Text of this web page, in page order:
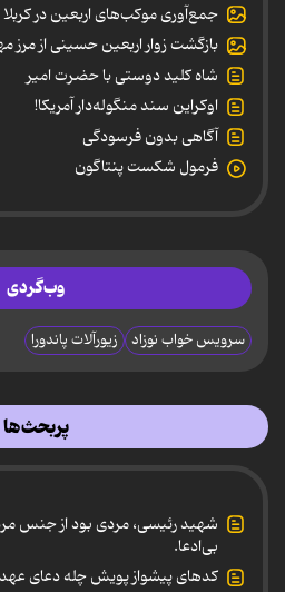
جمع‌آوری موکب‌های اربعین در کربلا
بازگشت زوار اربعین حسینی از مرز
شاه کلید دوستی با حضرت امیر
اوکراین سند منگوله‌دار آمریکا!
آگاهی بدون فرسودگی
فرمول شکست پنتاگون
وب‌گردی
سرویس خواب نوزاد زیورآلات پاندورا
پربحث‌ها
شهید رئیسی، مردی بود از جنس
بی‌ادعا.
کدهای پیشواز پویش چله دعای عهد